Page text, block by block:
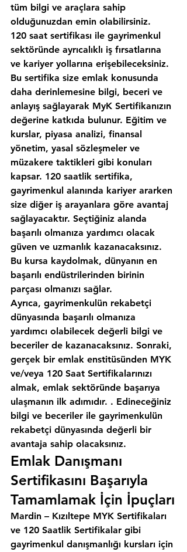
tüm bilgi ve araçlara sahip
olduğunuzdan emin olabilirsiniz.
120 saat sertifikası ile gayrimenkul
sektöründe ayrıcalıklı iş fırsatlarına
ve kariyer yollarına erişebileceksiniz.
Bu sertifika size emlak konusunda
daha derinlemesine bilgi, beceri ve
anlayış sağlayarak MyK Sertifikanızın
değerine katkıda bulunur. Eğitim ve
kurslar, piyasa analizi, finansal
yönetim, yasal sözleşmeler ve
müzakere taktikleri gibi konuları
kapsar. 120 saatlik sertifika,
gayrimenkul alanında kariyer ararken
size diğer iş arayanlara göre avantaj
sağlayacaktır. Seçtiğiniz alanda
başarılı olmanıza yardımcı olacak
güven ve uzmanlık kazanacaksınız.
Bu kursa kaydolmak, dünyanın en
başarılı endüstrilerinden birinin
parçası olmanızı sağlar.
Ayrıca, gayrimenkulün rekabetçi
dünyasında başarılı olmanıza
yardımcı olabilecek değerli bilgi ve
beceriler de kazanacaksınız. Sonraki,
gerçek bir emlak enstitüsünden MYK
ve/veya 120 Saat Sertifikalarınızı
almak, emlak sektöründe başarıya
ulaşmanın ilk adımıdır. . Edineceğiniz
bilgi ve beceriler ile gayrimenkulün
rekabetçi dünyasında değerli bir
avantaja sahip olacaksınız.
Emlak Danışmanı
Sertifikasını Başarıyla
Tamamlamak İçin İpuçları
Mardin – Kızıltepe MYK Sertifikaları
ve 120 Saatlik Sertifikalar gibi
gayrimenkul danışmanlığı kursları için